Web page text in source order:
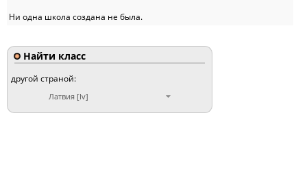
Ни одна школа создана не была.
Найти класс
другой страной:
Латвия [lv]